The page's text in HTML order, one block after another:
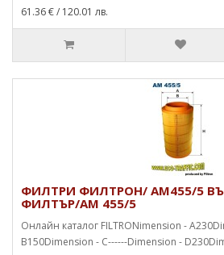
61.36 €/ 120.01 лв.
ФИЛТРИ ФИЛТРОН/ AM455/5
ФИЛТЪР/AM 455/5
Онлайн каталог FILTRONimension -
B150Dimension - C------Dimension -